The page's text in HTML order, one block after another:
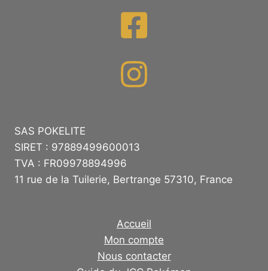
SAS POKELITE
SIRET : 97889499600013
TVA : FR09978894996
11 rue de la Tuilerie, Bertrange 57310, France
Accueil
Mon compte
Nous contacter